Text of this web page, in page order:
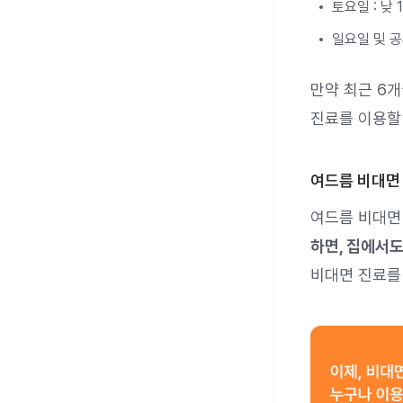
토요일 : 낮
일요일 및
만약 최근 6
진료를 이용
여드름 비대
여드름 비대
하면, 집에서
비대면 진료